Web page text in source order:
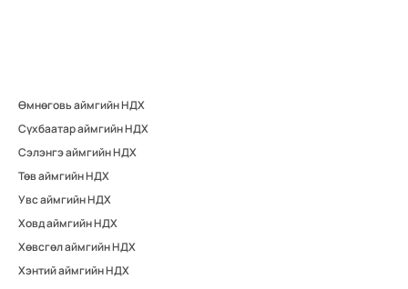
Өмнөговь аймгийн НДХ
Сүхбаатар аймгийн НДХ
Сэлэнгэ аймгийн НДХ
Төв аймгийн НДХ
Увс аймгийн НДХ
Ховд аймгийн НДХ
Хөвсгөл аймгийн НДХ
Хэнтий аймгийн НДХ